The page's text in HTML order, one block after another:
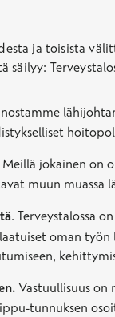
ja toisista
säilyy:
Meillä jokainen on
muun muassa
. Terveystalossa
oman
Vastuullisuus on
tunnuksen